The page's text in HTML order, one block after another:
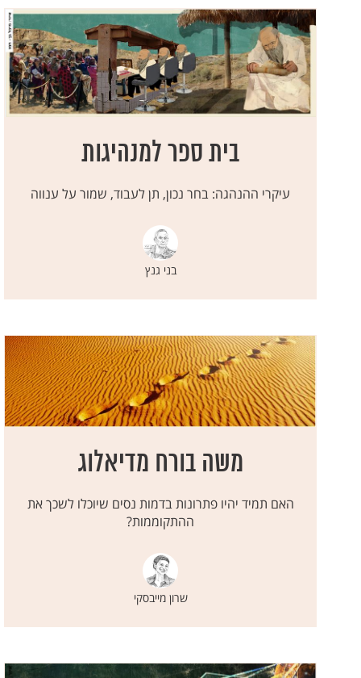
בית ספר למנהיגות
עיקרי ההנהגה: בחר נכון, תן לעבוד, שמור על ענווה
בני גנץ
משה בורח מדיאלוג
האם תמיד יהיו פתרונות בדמות נסים שיוכלו לשכך את
ההתקוממות?
שרון מייבסקי